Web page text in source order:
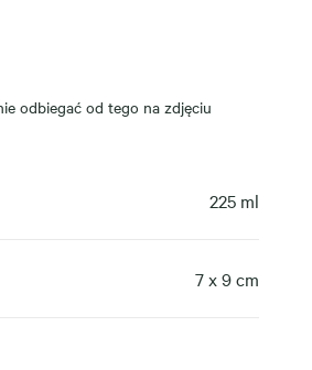
odbiegać od tego na zdjęciu
225 ml
7 x 9 cm